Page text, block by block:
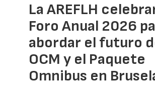
La AREFLH
Foro Anual 2026
abordar el futuro
OCM y el Paquete
Omnibus en